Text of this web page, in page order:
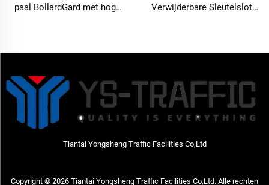
paal BollardGard met hoge
Verwijderbare Sleutelslot
Tiantai Yongsheng Traffic Facilities Co,Ltd
Copyright © 2026 Tiantai Yongsheng Traffic Facilities Co,Ltd. Alle rechten